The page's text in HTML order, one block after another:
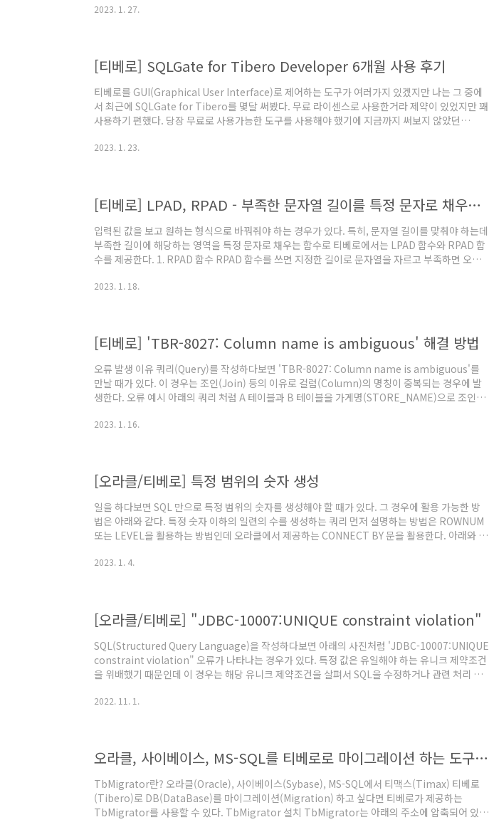
소문자로 문자열을 변환할 수 있다. LOWER(문자열) SELECT LOWER('aBcDe12345') FROM
2023. 1. 27.
[티베로] SQLGate for Tibero Developer 6개월 사용 후기
티베로를 GUI(Graphical User Interface)로 제어하는 도구가 여러가지 있겠지만 나는 그 중에
서 최근에 SQLGate for Tibero를 몇달 써봤다. 무료 라이센스로 사용한거라 제약이 있었지만 꽤
사용하기 편했다. 당장 무료로 사용가능한 도구를 사용해야 했기에 지금까지 써보지 않았던
편한 것도 있었지만 이제 나에게 SQLGate는 다음에 예산이 생겨서 유료 라이센스 구매가 가능할
2023. 1. 23.
[티베로] LPAD, RPAD - 부족한 문자열 길이를 특정 문자로 채우거나 특정 길이를 넘는 문자열을 자르기
입력된 값을 보고 원하는 형식으로 바꿔줘야 하는 경우가 있다. 특히, 문자열 길이를 맞춰야 하는데
부족한 길이에 해당하는 영역을 특정 문자로 채우는 함수로 티베로에서는 LPAD 함수와 RPAD 함
수를 제공한다. 1. RPAD 함수 RPAD 함수를 쓰면 지정한 길이로 문자열을 자르고 부족하면 오른
RPAD 함수를 사용할 수 있다. 2-1. 지정한 길이보다 입력값이 긴 경우 SELECT
2023. 1. 18.
[티베로] 'TBR-8027: Column name is ambiguous' 해결 방법
오류 발생 이유 쿼리(Query)를 작성하다보면 'TBR-8027: Column name is ambiguous'를
만날 때가 있다. 이 경우는 조인(Join) 등의 이유로 컬럼(Column)의 명칭이 중복되는 경우에 발
생한다. 오류 예시 아래의 쿼리 처럼 A 테이블과 B 테이블을 가게명(STORE_NAME)으로 조인할
을 사용할 것인지를 지정해야 한다. SELECT STORE_NAME, STORE_SALES,
2023. 1. 16.
[오라클/티베로] 특정 범위의 숫자 생성
일을 하다보면 SQL 만으로 특정 범위의 숫자를 생성해야 할 때가 있다. 그 경우에 활용 가능한 방
법은 아래와 같다. 특정 숫자 이하의 일련의 수를 생성하는 쿼리 먼저 설명하는 방법은 ROWNUM
또는 LEVEL을 활용하는 방법인데 오라클에서 제공하는 CONNECT BY 문을 활용한다. 아래와 같
BY ROWNUM
2023. 1. 4.
[오라클/티베로] "JDBC-10007:UNIQUE constraint violation"
SQL(Structured Query Language)을 작성하다보면 아래의 사진처럼 'JDBC-10007:UNIQUE
constraint violation" 오류가 나타나는 경우가 있다. 특정 값은 유일해야 하는 유니크 제약조건
을 위배했기 때문인데 이 경우는 해당 유니크 제약조건을 살펴서 SQL을 수정하거나 관련 처리 과
2022. 11. 1.
오라클, 사이베이스, MS-SQL를 티베로로 마이그레이션 하는 도구 'TbMigrator' 설치 및 실행
TbMigrator란? 오라클(Oracle), 사이베이스(Sybase), MS-SQL에서 티맥스(Timax) 티베로
(Tibero)로 DB(DataBase)를 마이그레이션(Migration) 하고 싶다면 티베로가 제공하는
TbMigrator를 사용할 수 있다. TbMigrator 설치 TbMigrator는 아래의 주소에 압축되어 있